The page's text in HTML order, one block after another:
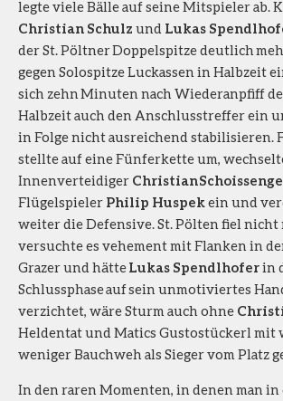
legte viele Bälle auf seine Mitspieler ab.
Christian Schulz und Lukas
der St. Pöltner Doppelspitze deutlich
gegen Solospitze Luckassen in Halbzeit
sich zehn Minuten nach Wiederanpfiff
Halbzeit auch den Anschlusstreffer ein
in Folge nicht ausreichend stabilisieren.
stellte auf eine Fünferkette um,
Innenverteidiger Christian
Flügelspieler Philip Huspekein und
weiter die Defensive. St. Pölten fiel nicht
versuchte es vehement mit Flanken in
Grazer und hätteLukas Spendlhoferin
Schlussphase auf sein unmotiviertes
verzichtet, wäre Sturm auch ohne
Heldentat und Matics Gustostückerl mit
weniger Bauchweh als Sieger vom Platz
In den raren Momenten, in denen man in